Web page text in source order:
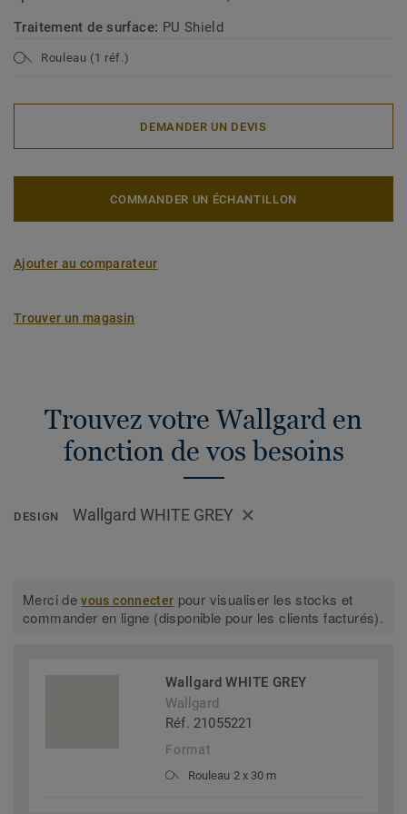
Traitement de surface: PU Shield
Rouleau (1 réf.)
DEMANDER UN DEVIS
COMMANDER UN ÉCHANTILLON
Ajouter au comparateur
Trouver un magasin
Trouvez votre Wallgard en
fonction de vos besoins
DESIGN Wallgard WHITE GREY
Merci devous connecter pour visualiser les stocks et
commander en ligne (disponible pour les clients facturés).
Wallgard WHITE GREY
Wallgard
Réf. 21055221
Format
Rouleau 2 x 30 m